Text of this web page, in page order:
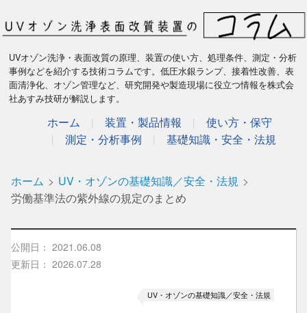
UVオゾン洗浄・表面改質の原理、装置の使い方、処理条件、測定・分析
事例などを紹介する技術コラムです。低圧水銀ランプ、接着性改善、表
面清浄化、オゾン管理など、研究開発や製造現場に役立つ情報を株式会
社あすみ技研が解説します。
ホーム 装置・製品情報
使い方・保守
測定・分析事例
基礎知識・安全・法規
ホーム
UV・オゾンの基礎知識／安全・法規
労働基準法の紫外線の規定のまとめ
公開日： 2021.06.08
更新日： 2026.07.28
UV・オゾンの基礎知識／安全・法規